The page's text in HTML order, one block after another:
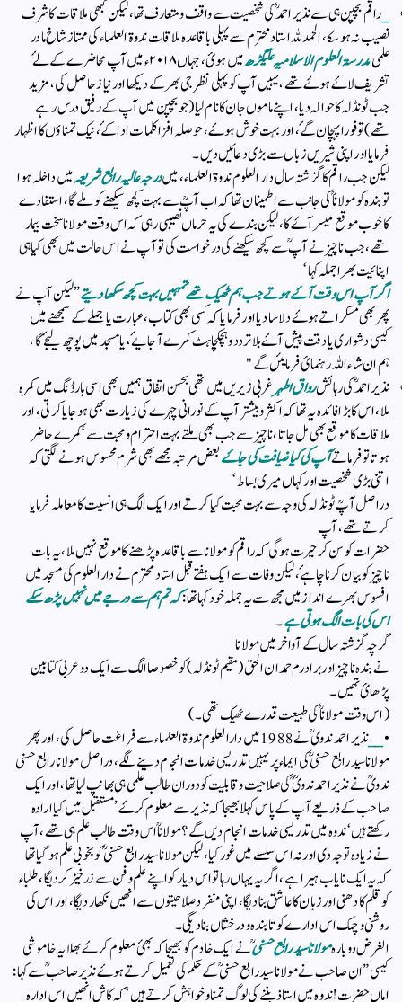
_راقم بچپن ہی سے نذیر احمد ؒ کی شخصیت سے واقف و متعارف تھا ، لیکن کبھی ملاقات کا شرف
نصیب نہ ہو سکا ، الحمدللہ استاد محترم سے پہلی باقاعدہ ملاقات ندوۃ العلماء کی ممتاز شاخ مادر
علمیمدرسۃ العلوم الاسلامیہ علیگڑھ
میں ہوئ ، جہاں ۲۰۱۸ء میں آپ محاضرے کے لۓ
تشریف لاۓ ہوۓ تھے ، یہیں آپ کو پہلی نظر جی بھر کے دیکھا اور نیاز حاصل کی ، مزید
جب ٹونڈلہ کا حوالہ دیا، اپنے ماموں جان کا نام لیا (جو بچپن میں آپ کے رفیق درس رہے
تھے) تو فورا پہچان گۓ ، اور بہت خوش ہوۓ ، حوصلہ افزا کلمات ادا کۓ ، نیک تمناؤں کا اظہار
فرمایا اور اپنی شیریں زباں سے بڑی دعائیں دیں ۔
لیکن جب راقم کا گزشتہ سال دار العلوم ندوۃ العلماء ، میںدرجہ عالیہ رابع شریعہمیں داخلہ ہوا
تو بندہ کو مولاناؒ کی جانب سے اطمینان تھا کہ اب آپؒ سے بہت کچھ سیکھنے کو ملے گا ، استفادے
کا‌خوب موقع میسر آۓ کا، لیکن بندے کی یہ حرماں نصیبی رہی کہ اس وقت مولانا سخت بیمار
تھے ، جب ناچیز نے آپ ؒسے‌ کچھ سیکھنے کی درخواست کی تو آپ نے اس حالت میں بھی کیا ہی
اپنائیت بھرا جملہ کہا ‘
اگر آپ اس وقت آۓ ہوتے جب ہم ٹھیک تھےتمہیں بہت کچھ سکھا دیتے” لیکن آپ نے
پھر بھی مسکراتے ہوۓ دلاسا دیا اور فرمایا کہ کسی بھی کتاب ، عبارت یا جملے کے سمجھنے میں
کیسی دشواری یا دقت پیش آۓ بلا تردد و ہچکچاہٹ کمرے آجا یۓ ، یا مسجد میں پوچھ لیجۓ گا ،
ہم ان شاءاللہ رہنمائ فرمایئں گے "
نذیر احمد ؓکی رہائشرواق اطہرغربی زیریں میں تھی بحسن اتفاق ہمیں بھی اسی بارڈنگ میں کمرہ
ملا ، اس کا بڑا فائدہ یہ تھا کہ اکثر و بیشتر آپ کے نورانی چہرے کی زیارت بھی ہوجایا کرتی ، اور
ملاقات کا موقع بھی مل جاتا ، ناچیز سے جب بھی ملتے بہت احترام و محبت سے ‘ کمرے حاضر
ہوتا تو فرماتےآپ کی کیا ضیافت کی جاۓبعض مرتبہ مجھے بھی شرم محسوس ہونے لگتی کہ
اتنی بڑی شخصیت اور کہاں میری بساط ‘
دراصل آپؒ ٹونڈلہ کی وجہ سے بہت محبت کیا کرتے اور ایک الگ ہی انسیت کا معاملہ فرمایا
کرتے تھے ،آپ
حضرات کو سن کر حیرت ہوگی کہ راقم کو مولانا سے باقاعدہ پڑھنے کا موقع نہیں ملا ، یہ بات
ناچیز کو بیان کرنا چاہۓ ،لیکن وفات سے ایک ہفتے قبل استاد محترم نے دارالعلوم کی مسجد میں
افسوس بھرے انداز میں مجھ سے یہ جملہ خود کہا تھا :کہ تم ہم سے درجے میں نہیں پڑھ سکے
اس کی بات الگ ہوتی ہے۔
گرچہ گزشتہ سال کے‌ آواخر میں مولانا
نے بندہ ناچیز اور برادرم حمدان‌ الحق ( مقیم ٹونڈلہ ) کو خصوصا الگ سے ایک دو عربی کتابین
پڑھائ تھیں ۔
(اس وقت مولاناؒ کی طبیعت قدرے ٹھیک تھی ۔ )
•
__
نذیر احمد ندوی ؒ نے 1988 میں دارالعلوم ندوۃ العلماء سے فراغت حاصل کی ، اور پھر
مولانا سید رابع حسنی ؒ کی ایماء پر یہیں تدریسی خدمات انجام دینے لگے ، دراصل مولانا رابع حسنی
ندویؒ نے نذیر احمد ندویؒ ؒکی صلاحیت و قابلیت کو دوران طالب علمی ہی بھانپ لیا تھا ، اور ایک
صاحب کے ذریعے آپ کے پاس کہلا بھیجا کہ نذیر سے معلوم کرۓ’ مستقبل میں کیا ارادہ
رکھتے ہیں ‘ ندوہ میں تدریسی خدمات انجام دیں گے ؟ مولاناؒ اس وقت طالب علم ہی تھے ، آپ
نے زیادہ توجہ دی اور نہ اس سلسلے میں غور کیا ، لیکن مولانا سید رابع حسنی ؒ کو بخوبی علم ہوگیا تھا
کہ یہ ایک نایاب ہیرا ہے ، اگر یہ یہاں رہا تو اس‌ دیار کو اپنے علم و فن سے زر خیز کر دیگا ، طلباء
کو قلم کا دھنی اور زبان کا عاشق بنا دیگا ، اپنی منفرد صلاحیتوں سے انھیں نکھار دیگا ، اور اس کی
روشنی و چمک اس ادارے کو تابندہ و درخشاں بنا دیگی ۔
الغرض دوبارہمولانا سید رابع حسنیؒ نے ایک خادم کو بھیجا کہ بھئ معلوم کرۓ بھلا یہ خاموشی
کیسی ” ان‌ صاحب نے مولانا سید رابع حسنیؒ کے حکم کی تعمیل کرتے ہوۓ نذیرصاحبؒ سے کہا :
اماں حضرت! ندوہ میں استاذ بننے کی لوگ تمنا و خواہش کرتے ہیں ‘ کہ کاش انھیں اس ادارہ